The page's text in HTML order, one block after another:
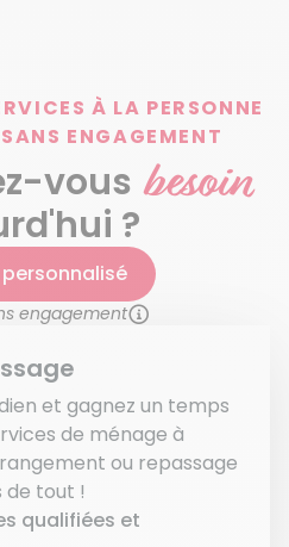
À LA PERSONNE
ENGAGEMENT
vous besoin
?
engagement
et gagnez un temps
de ménage à
ou repassage
de tout !
qualifiées et